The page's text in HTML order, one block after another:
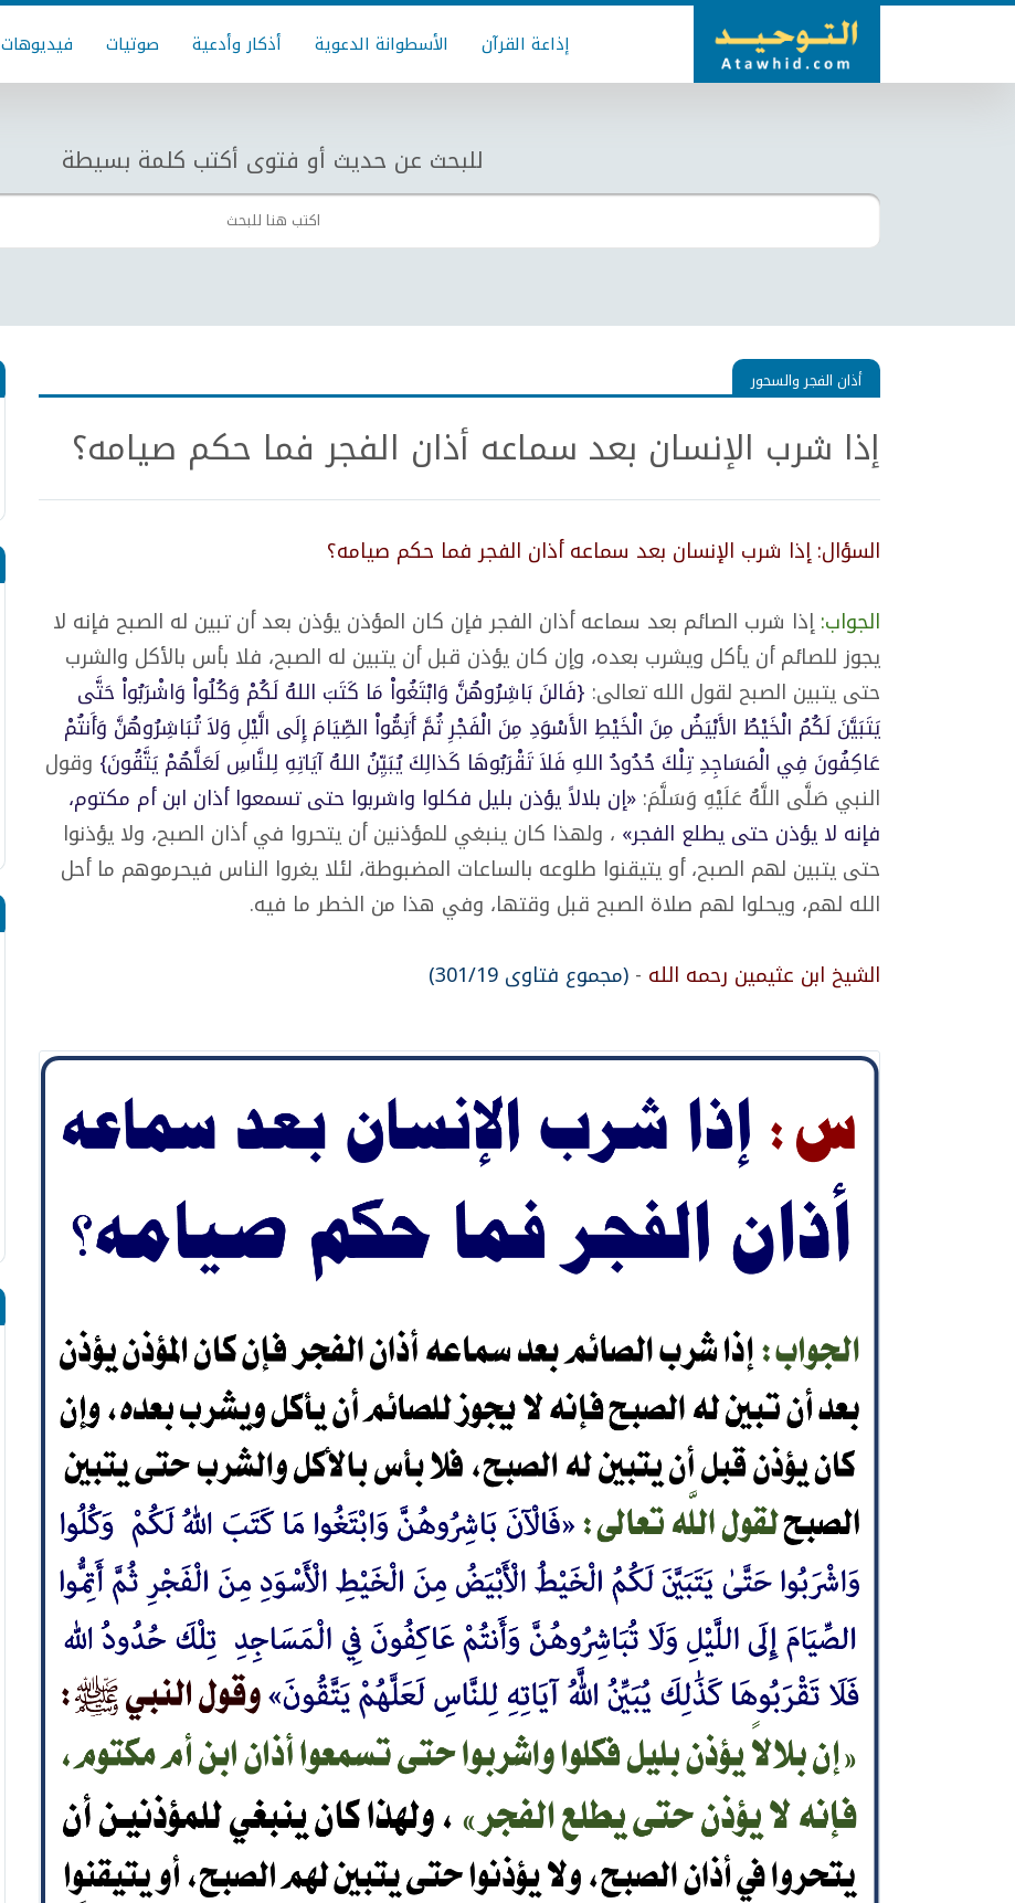
إذاعة القرآن الأسطوانة الدعوية أذكار وأدعية صوتيات فيديوهات
للبحث عن حديث أو فتوى أكتب كلمة بسيطة
أذان الفجر والسحور
إذا شرب الإنسان بعد سماعه أذان الفجر فما حكم صيامه؟
السؤال: إذا شرب الإنسان بعد سماعه أذان الفجر فما حكم صيامه؟
الجواب:إذا شرب الصائم بعد سماعه أذان الفجر فإن كان المؤذن يؤذن بعد أن تبين له الصبح فإنه لا
يجوز للصائم أن يأكل ويشرب بعده، وإن كان يؤذن قبل أن يتبين له الصبح، فلا بأس بالأكل والشرب
حتى يتبين الصبح لقول الله تعالى: {فَالنَ بَاشِرُوهُنَّ وَابْتَغُواْ مَا كَتَبَ اللهُ لَكُمْ وَكُلُواْ وَاشْرَبُواْ حَتَّى
يَتَبَيَّنَ لَكُمُ الْخَيْطُ الأَبْيَضُ مِنَ الْخَيْطِ الأَسْوَدِ مِنَ الْفَجْرِ ثُمَّ أَتِمُّواْ الصِّيَامَ إِلَى الَّيْلِ وَلاَ تُبَاشِرُوهُنَّ وَأَنتُمْ
عَاكِفُونَ فِي الْمَسَاجِدِ تِلْكَ حُدُودُ اللهِ فَلاَ تَقْرَبُوهَا كَذالِكَ يُبَيِّنُ اللهُ آيَاتِهِ لِلنَّاسِ لَعَلَّهُمْ يَتَّقُونَ} وقول
النبي صَلَّى اللَّهُ عَلَيْهِ وَسَلَّمَ: «إن بلالاً يؤذن بليل فكلوا واشربوا حتى تسمعوا أذان ابن أم مكتوم،
فإنه لا يؤذن حتى يطلع الفجر» ، ولهذا كان ينبغي للمؤذنين أن يتحروا في أذان الصبح، ولا يؤذنوا
حتى يتبين لهم الصبح، أو يتيقنوا طلوعه بالساعات المضبوطة، لئلا يغروا الناس فيحرموهم ما أحل
الله لهم، ويحلوا لهم صلاة الصبح قبل وقتها، وفي هذا من الخطر ما فيه.
الشيخ ابن عثيمين رحمه الله - (مجموع فتاوى 301/19)